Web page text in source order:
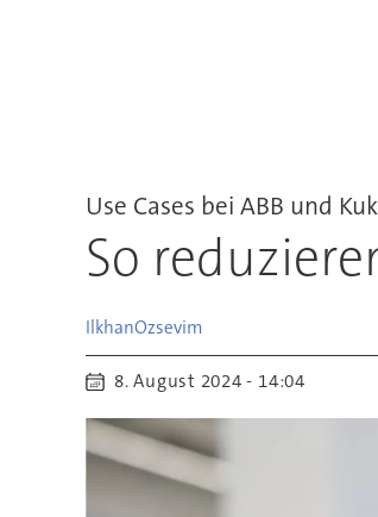
Use Cases bei ABB und
So
IlkhanOzsevim
8. August 2024 - 14:04